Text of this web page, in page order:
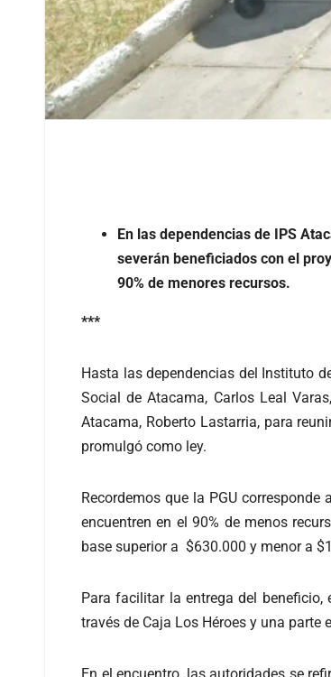
En las dependencias de IPS
severán beneficiados con el
90% de menores recursos.
***
Hasta las dependencias del Instituto
Social de Atacama, Carlos Leal
Atacama, Roberto Lastarria, para
promulgó como ley.
Recordemos que la PGU
encuentren en el 90% de menos
base superior a $630.000 y menor a
Para facilitar la entrega del beneficio,
través de Caja Los Héroes y una parte
En el encuentro, las autoridades se